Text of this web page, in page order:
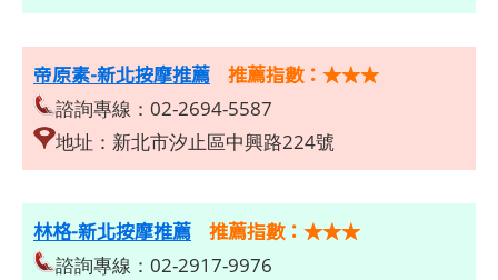
帝原素-新北按摩推薦 推薦指數：★★★
諮詢專線：02-2694-5587
地址：新北市汐止區中興路224號
林格-新北按摩推薦 推薦指數：★★★
諮詢專線：02-2917-9976